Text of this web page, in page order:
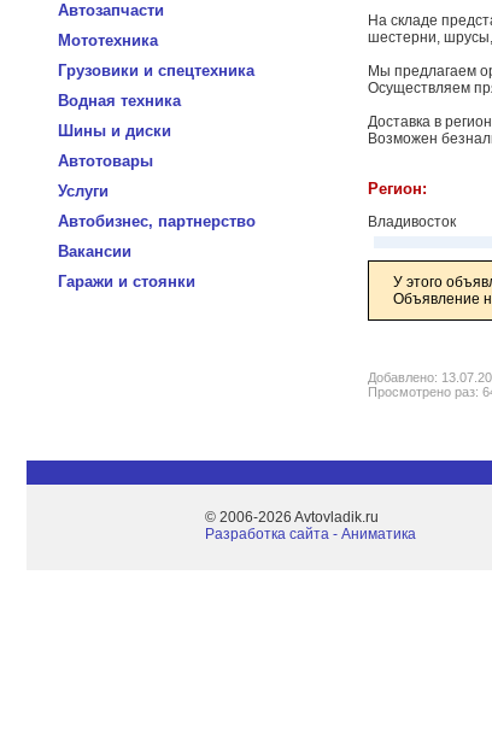
Автозапчасти
Мототехника
Грузовики и спецтехника
Водная техника
Шины и диски
Автотовары
Услуги
Автобизнес, партнерство
Вакансии
Гаражи и стоянки
На складе
шестерни,
Мы предлагаем
Осуществляем
Доставка в
Возможен
Регион:
Владивосток
У этого
Объявление
Добавлено:
Просмотрено раз:
© 2006-2026 Avtovladik.ru
Разработка сайта - Aниматика